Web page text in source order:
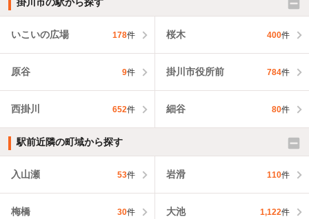
掛川市の駅から探す
いこいの広場 178件 桜木 400件
原谷 9件 掛川市役所前 784件
西掛川 652件 細谷 80件
駅前近隣の町域から探す
入山瀬 53件 岩滑 110件
梅橋 30件 大池 1,122件